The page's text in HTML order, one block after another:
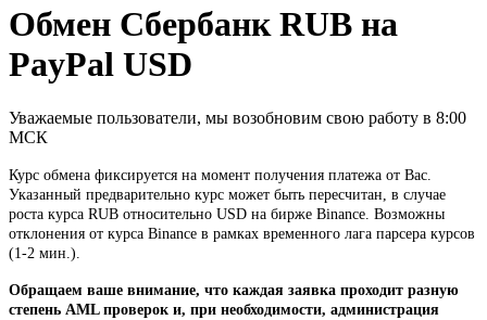
Обмен Сбербанк RUB на
PayPal USD
Уважаемые пользователи, мы возобновим свою работу в 8:00
МСК
Курс обмена фиксируется на момент получения платежа от Вас.
Указанный предварительно курс может быть пересчитан, в случае
роста курса RUB относительно USD на бирже Binance. Возможны
отклонения от курса Binance в рамках временного лага парсера курсов
(1-2 мин.).
Обращаем ваше внимание, что каждая заявка проходит разную
степень AML проверок и, при необходимости, администрация